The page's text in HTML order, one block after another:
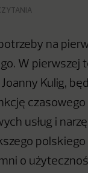
na
W pierwszej
Kulig,
usług i
o